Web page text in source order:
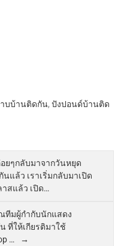
าบบ้านติดกัน,ปังปอนด์บ้านติด
ยๆกลับมาจากวันหยุด
แล้ว เราเริ่มกลับมาเปิด
สแล้ว เปิด…
ทีมผู้กำกับนักแสดง
ที่ให้เกียรติมาใช้
…